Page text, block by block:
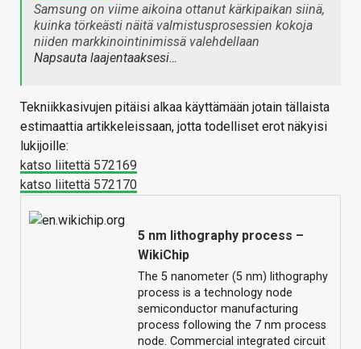
Samsung on viime aikoina ottanut kärkipaikan siinä,
kuinka törkeästi näitä valmistusprosessien kokoja
niiden markkinointinimissä valehdellaan
Napsauta laajentaaksesi…
Tekniikkasivujen pitäisi alkaa käyttämään jotain tällaista
estimaattia artikkeleissaan, jotta todelliset erot näkyisi
lukijoille:
katso liitettä 572169
katso liitettä 572170
5 nm lithography process –
WikiChip
The 5 nanometer (5 nm) lithography
process is a technology node
semiconductor manufacturing
process following the 7 nm process
node. Commercial integrated circuit